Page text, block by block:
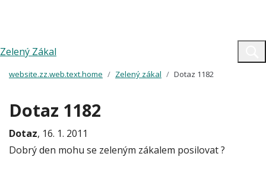
Zelený Zákal
website.zz.web.text.home Zelený zákal Dotaz 1182
Dotaz 1182
Dotaz, 16. 1. 2011
Dobrý den mohu se zeleným zákalem posilovat ?